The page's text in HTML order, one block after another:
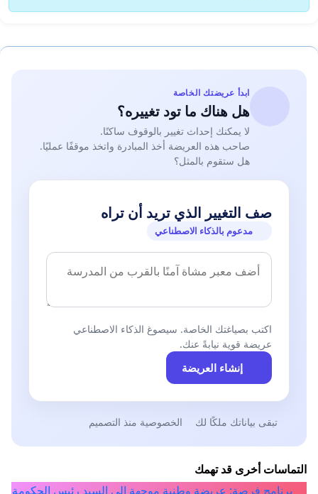
ابدأ عريضتك الخاصة
هل هناك ما تود تغييره؟
لا يمكنك إحداث تغيير بالوقوف ساكنًا.
صاحب هذه العريضة أخذ المبادرة واتخذ موقفًا عمليًا.
هل ستقوم بالمثل؟
صف التغيير الذي تريد أن تراه
مدعوم بالذكاء الاصطناعي
اكتب بصياغتك الخاصة. سيصوغ الذكاء الاصطناعي
عريضة قوية نيابةً عنك.
إنشاء العريضة
تبقى بياناتك ملكًا لك الخصوصية منذ التصميم
التماسات أخرى قد تهمك
برنامج فرصة: عريضة وطنية موجهة إلى السيد رئيس الحكومة